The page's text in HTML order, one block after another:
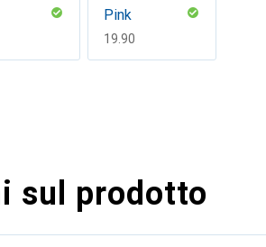
Pink
CHF
19.90
sul prodotto